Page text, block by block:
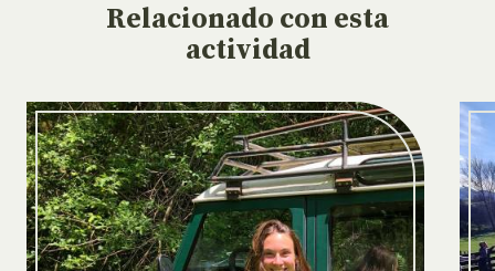
Relacionado con esta
actividad